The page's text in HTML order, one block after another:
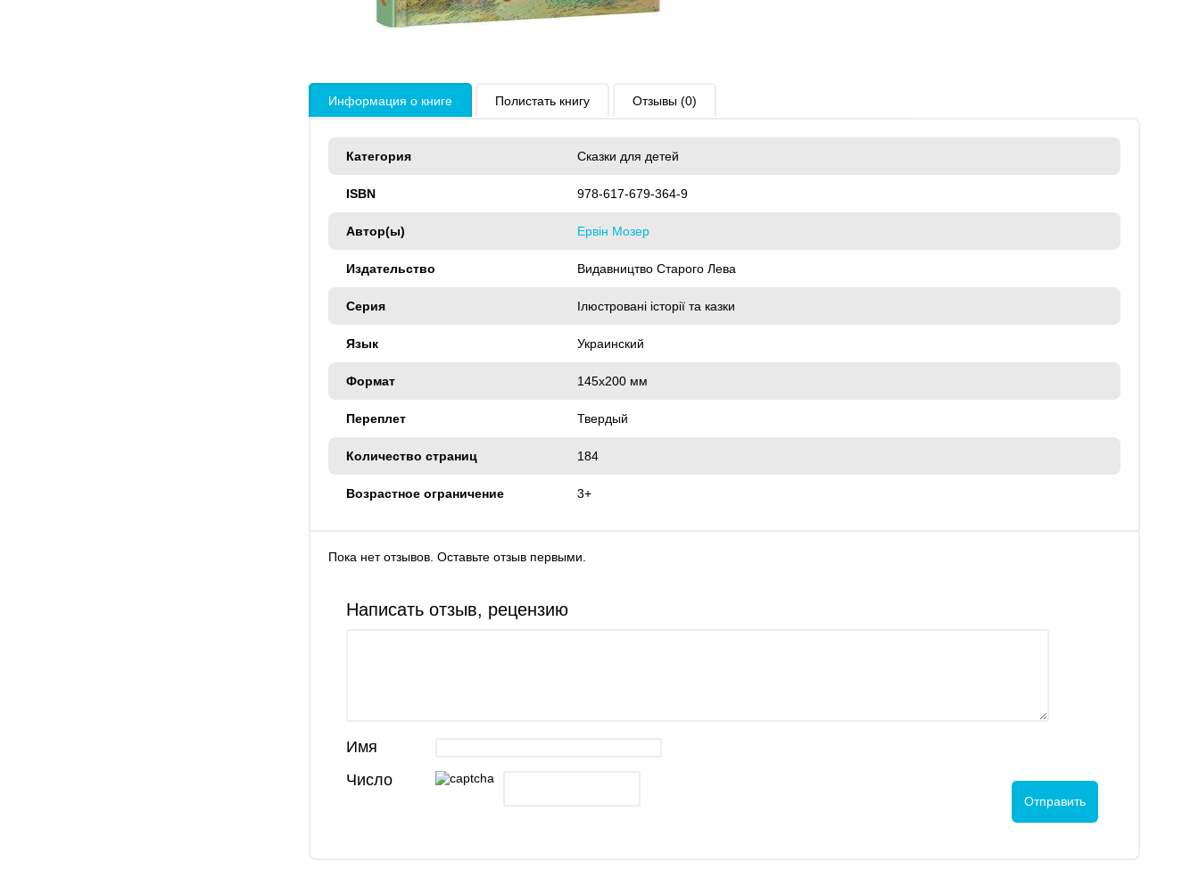
Информация о книге Полистать книгу Отзывы (0)
Категория Сказки для детей
ISBN 978-617-679-364-9
Автор(ы) Ервін Мозер
Издательство Видавництво Старого Лева
Серия Ілюстровані історії та казки
Язык Украинский
Формат 145х200 мм
Переплет Твердый
Количество страниц 184
Возрастное ограничение 3+
Пока нет отзывов. Оставьте отзыв первыми.
Написать отзыв, рецензию
Имя
Число